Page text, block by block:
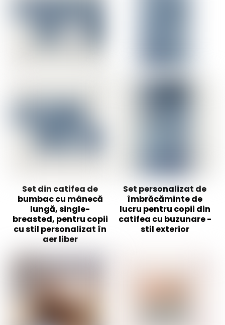
Set din catifea de
bumbac cu mânecă
lungă, single-
breasted, pentru copii
cu stil personalizat în
aer liber
Set personalizat de
îmbrăcăminte de
lucru pentru copii din
catifea cu buzunare -
stil exterior